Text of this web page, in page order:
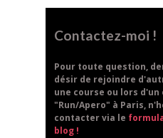
Contactez-moi !
Pour toute question,
désir de rejoindre
une course ou lors
"Run/Apero" à Paris,
contacter via le
blog !